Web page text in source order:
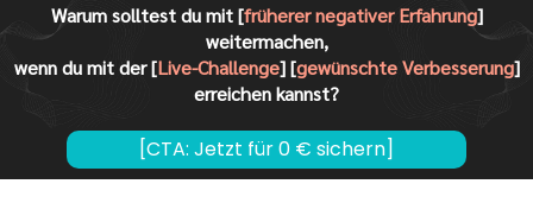
Warum solltest du mit [früherer negativer Erfahrung]
weitermachen,
wenn du mit der [Live-Challenge] [gewünschte Verbesserung]
erreichen kannst?
[CTA: Jetzt für 0 € sichern]